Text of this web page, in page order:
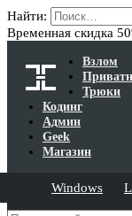
Найти:
Временная скидка
Взлом
Трюки
Кодинг
Админ
Geek
Магазин
Windows